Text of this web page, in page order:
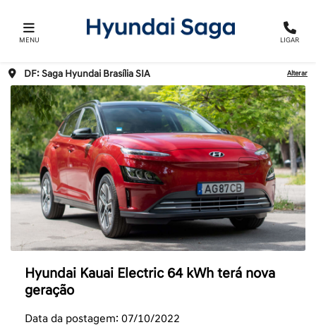
MENU LIGAR
DF: Saga Hyundai Brasília SIA Alterar
Hyundai Kauai Electric 64 kWh terá nova
geração
Data da postagem: 07/10/2022